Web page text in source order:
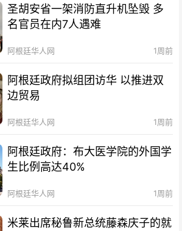
圣胡安省一架消防直升机坠毁 多
名官员在内7人遇难
阿根廷华人网 1周前
阿根廷政府拟组团访华 以推进双
边贸易
阿根廷华人网 1周前
阿根廷政府：布大医学院的外国学
生比例高达40%
阿根廷华人网 1周前
米莱出席秘鲁新总统藤森庆子的就